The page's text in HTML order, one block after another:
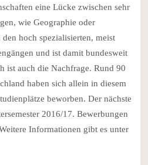
eine Lücke zwischen sehr
wie Geographie oder
hoch spezialisierten, meist
und ist damit bundesweit
ist auch die Nachfrage. Rund 90
haben sich allein in diesem
beworben. Der nächste
2016/17. Bewerbungen
Informationen gibt es unter